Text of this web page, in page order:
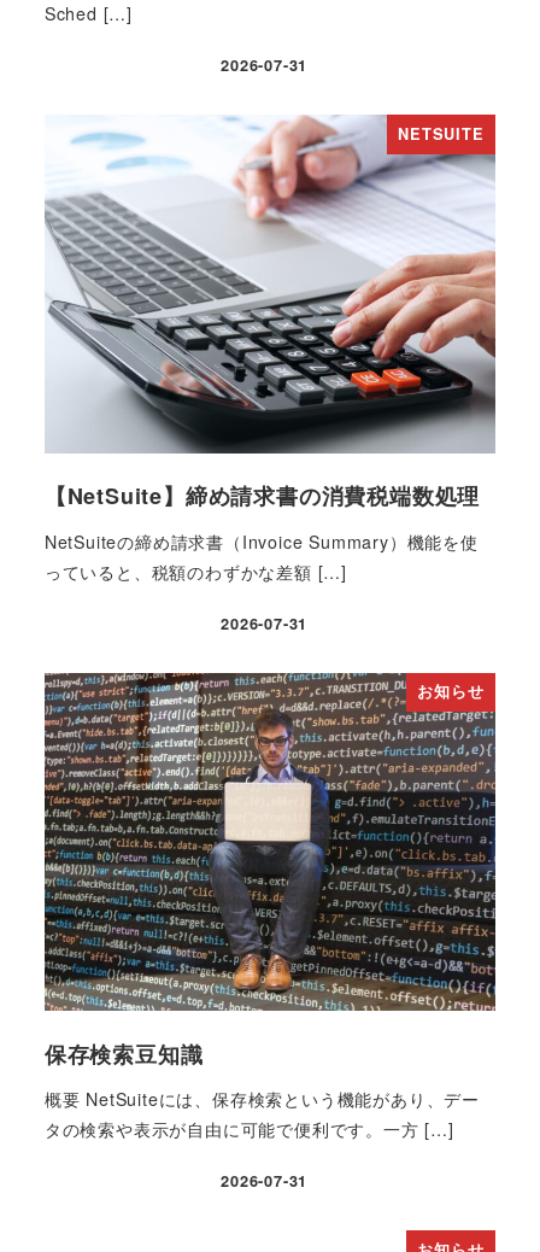
Sched […]
投稿日
2026-07-31
NETSUITE
【NetSuite】締め請求書の消費税端数処理
NetSuiteの締め請求書（Invoice Summary）機能を使
っていると、税額のわずかな差額 […]
投稿日
2026-07-31
お知らせ
保存検索豆知識
概要 NetSuiteには、保存検索という機能があり、デー
タの検索や表示が自由に可能で便利です。一方 […]
投稿日
2026-07-31